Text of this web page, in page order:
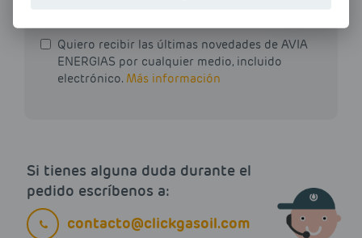
Quiero recibir las últimas novedades de AVIA
ENERGIAS por cualquier medio, incluido
electrónico. Más información
Si tienes alguna duda durante el
pedido escríbenos a:
contacto@clickgasoil.com